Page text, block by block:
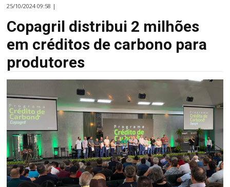
25/10/2024 09:58 |
Copagril distribui 2 milhões
em créditos de carbono para
produtores